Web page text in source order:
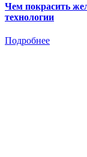
Чем покрасить
технологии
Подробнее